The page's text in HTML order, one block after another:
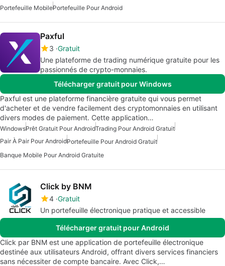
Portefeuille MobilePortefeuille Pour Android
Paxful
3 Gratuit
Une plateforme de trading numérique gratuite pour les
passionnés de crypto-monnaies.
Télécharger gratuit pour Windows
Paxful est une plateforme financière gratuite qui vous permet
d'acheter et de vendre facilement des cryptomonnaies en utilisant
divers modes de paiement. Cette application…
WindowsPrêt Gratuit Pour AndroidTrading Pour Android Gratuit
Pair À Pair Pour AndroidPortefeuille Pour Android Gratuit
Banque Mobile Pour Android Gratuite
Click by BNM
4 Gratuit
Un portefeuille électronique pratique et accessible
Télécharger gratuit pour Android
Click par BNM est une application de portefeuille électronique
destinée aux utilisateurs Android, offrant divers services financiers
sans nécessiter de compte bancaire. Avec Click,…